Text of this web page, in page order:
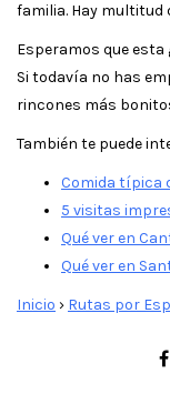
familia. Hay multitud
Esperamos que
Si todavía no has
rincones más
También te puede
Comida típica
5 visitas
Qué ver en
Qué ver en
Inicio › Rutas por